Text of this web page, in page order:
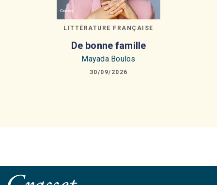
LITTÉRATURE FRANÇAISE
De bonne famille
Mayada Boulos
30/09/2026